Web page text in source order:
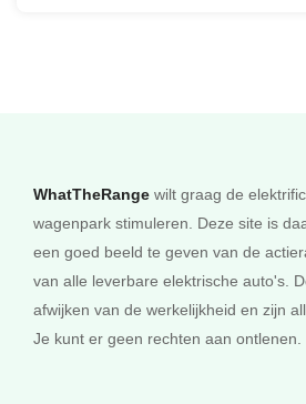
WhatTheRange wilt graag de
wagenpark stimuleren. Deze site is
een goed beeld te geven van de
van alle leverbare elektrische auto's.
afwijken van de werkelijkheid en zijn
Je kunt er geen rechten aan ontlenen.